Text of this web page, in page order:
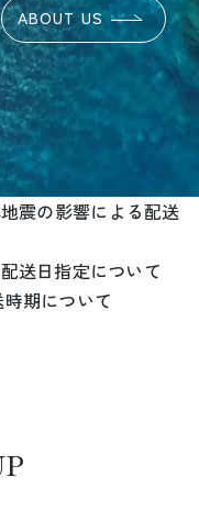
ABOUT US
震の影響による配送
送日指定について
期について